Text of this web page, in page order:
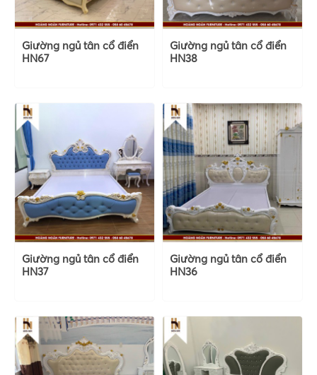
Giường ngủ tân cổ điển
HN67
Giường ngủ tân cổ điển
HN38
Giường ngủ tân cổ điển
HN37
Giường ngủ tân cổ điển
HN36